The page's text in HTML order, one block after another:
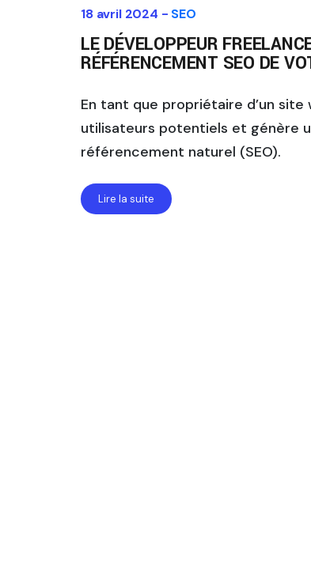
18 avril 2024 - SEO
LE DÉVELOPPEUR
RÉFÉRENCEMENT SEO DE
En tant que propriétaire d’un site
utilisateurs potentiels et génère
référencement naturel (SEO).
Lire la suite